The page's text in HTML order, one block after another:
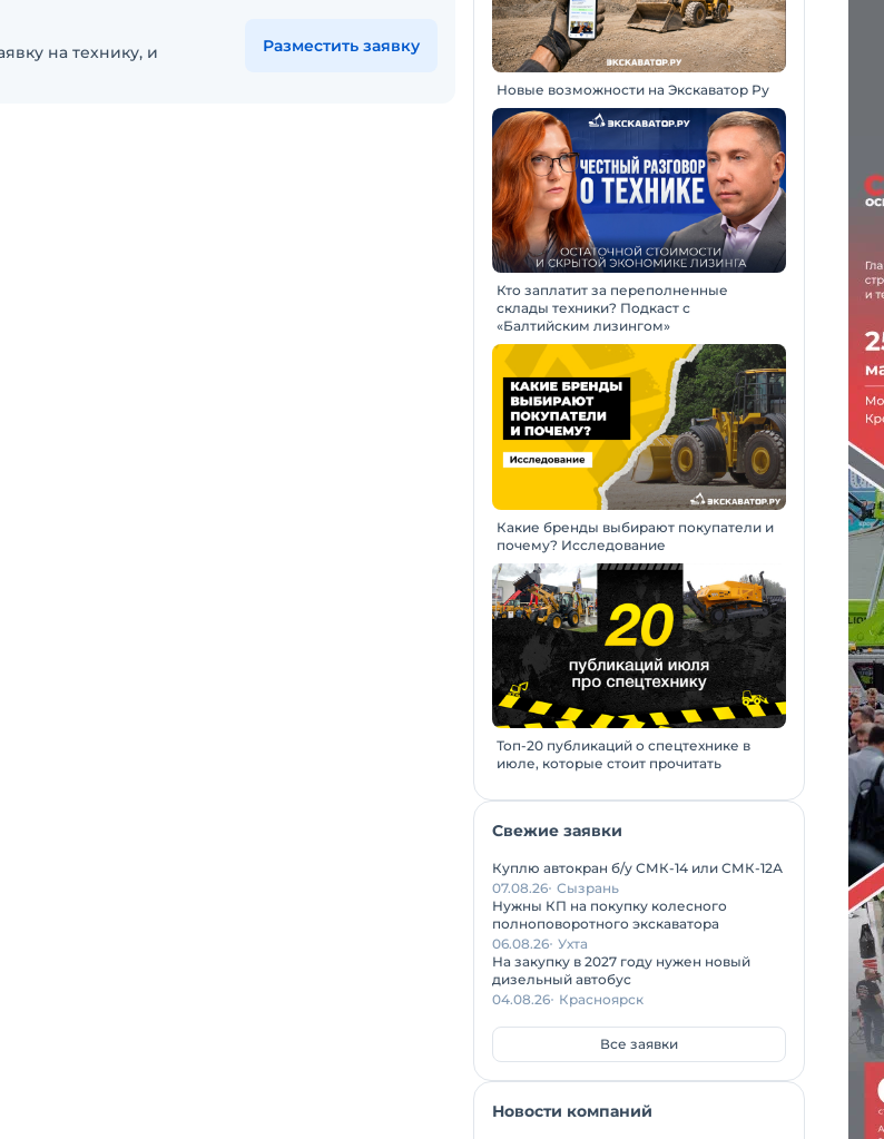
на технику, и
Разместить заявку
Новые возможности на Экскаватор Ру
Кто заплатит за переполненные
склады техники? Подкаст с
«Балтийским лизингом»
Какие бренды выбирают покупатели и
почему? Исследование
Топ-20 публикаций о спецтехнике в
июле, которые стоит прочитать
Свежие заявки
Куплю автокран б/у СМК-14 или СМК-12А
07.08.26 Сызрань
Нужны КП на покупку колесного
полноповоротного экскаватора
06.08.26 Ухта
На закупку в 2027 году нужен новый
дизельный автобус
04.08.26 Красноярск
Все заявки
Новости компаний